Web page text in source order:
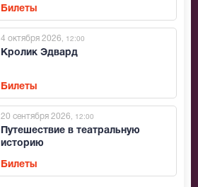
Билеты
Кролик Эдвард
4 октября 2026 , 12:00
Билеты
Путешествие в театральную
историю
20 сентября 2026 , 12:00
Билеты